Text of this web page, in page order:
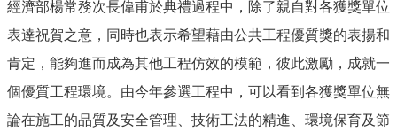
經濟部楊常務次長偉甫於典禮過程中，除了親自對各獲獎單位
表達祝賀之意，同時也表示希望藉由公共工程優質獎的表揚和
肯定，能夠進而成為其他工程仿效的模範，彼此激勵，成就一
個優質工程環境。由今年參選工程中，可以看到各獲獎單位無
論在施工的品質及安全管理、技術工法的精進、環境保育及節